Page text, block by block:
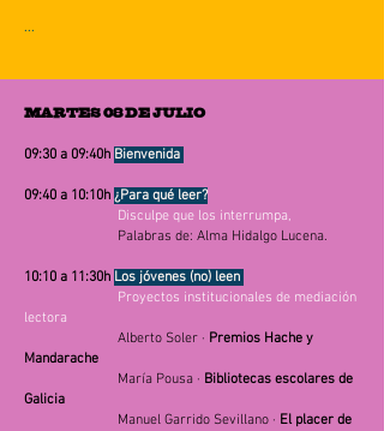
...
MARTES 08 DE JULIO
09:30 a 09:40h Bienvenida
09:40 a 10:10h ¿Para qué leer?
Disculpe que los interrumpa,
Palabras de: Alma Hidalgo Lucena.
10:10 a 11:30h Los jóvenes (no) leen
Proyectos institucionales de mediación
lectora
Alberto Soler · Premios Hache y
Mandarache
María Pousa · Bibliotecas escolares de
Galicia
Manuel Garrido Sevillano · El placer de